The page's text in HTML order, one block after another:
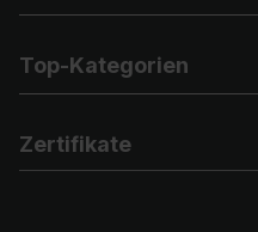
Top-Kategorien
Zertifikate